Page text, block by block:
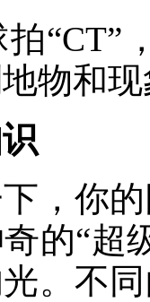
，
物和
你的
奇的“
。不